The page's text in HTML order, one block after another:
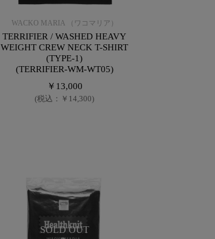
WACKO MARIA （ワコマリア）
TERRIFIER / WASHED HEAVY
WEIGHT CREW NECK T-SHIRT
(TYPE-1)
(TERRIFIER-WM-WT05)
￥13,000
(税込：￥14,300)
SOLD OUT